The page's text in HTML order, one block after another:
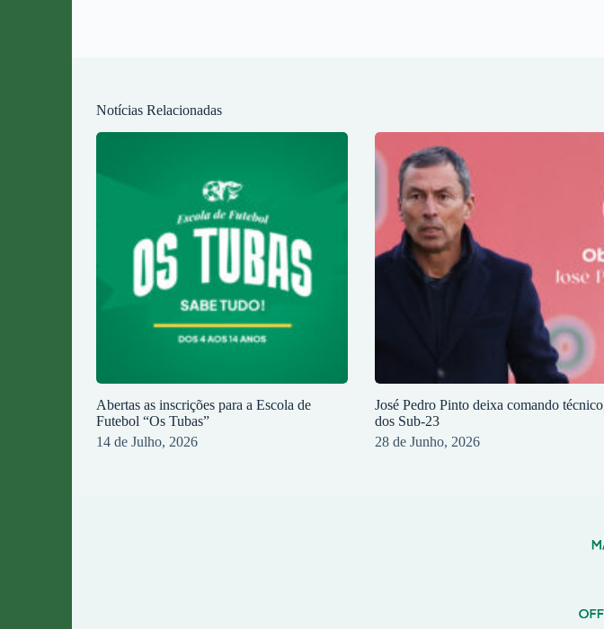
Notícias Relacionadas
Abertas as inscrições para a Escola de
Futebol “Os Tubas”
14 de Julho, 2026
José Pedro Pinto deixa comando técnico
dos Sub-23
28 de Junho, 2026